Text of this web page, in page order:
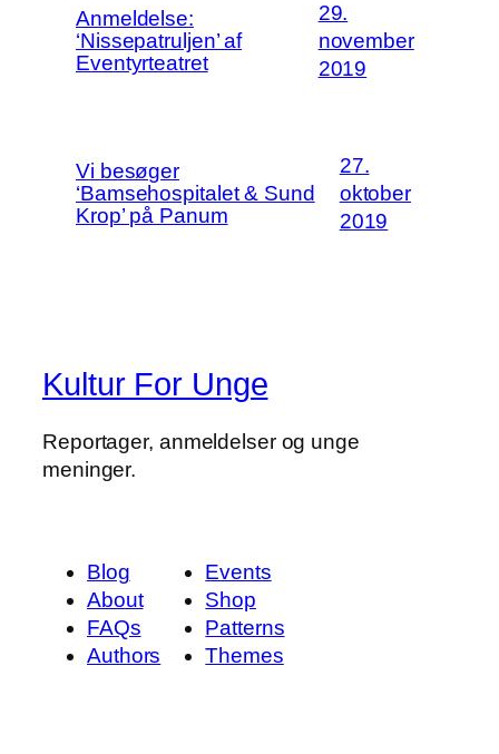
Anmeldelse:
‘Nissepatruljen’ af
Eventyrteatret
29.
november
2019
Vi besøger
‘Bamsehospitalet & Sund
Krop’ på Panum
27.
oktober
2019
Kultur For Unge
Reportager, anmeldelser og unge
meninger.
Blog
About
FAQs
Authors
Events
Shop
Patterns
Themes